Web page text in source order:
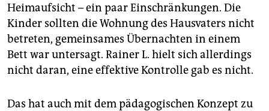
Heimaufsicht – ein paar Einschränkungen. Die
Kinder sollten die Wohnung des Hausvaters nicht
betreten, gemeinsames Übernachten in einem
Bett war untersagt. Rainer L. hielt sich allerdings
nicht daran, eine effektive Kontrolle gab es nicht.
Das hat auch mit dem pädagogischen Konzept zu